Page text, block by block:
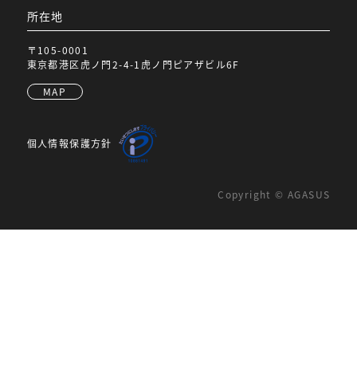
所在地
〒105-0001
東京都港区虎ノ門2-4-1虎ノ門ピアザビル6F
MAP
個人情報保護方針
Copyright © AGASUS